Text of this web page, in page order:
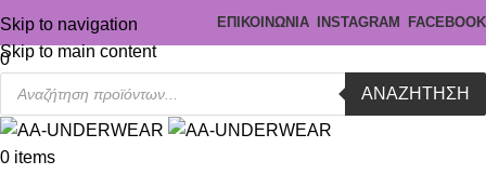
Skip to navigation
Skip to main content
ΕΠΙΚΟΙΝΩΝΙΑ INSTAGRAM FACEBOOK
0
ΑΝΑΖΉΤΗΣΗ
0 items